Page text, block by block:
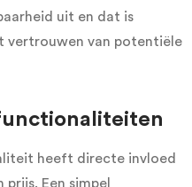
uit en dat is
vertrouwen van potentiële
heeft directe invloed
Een simpel